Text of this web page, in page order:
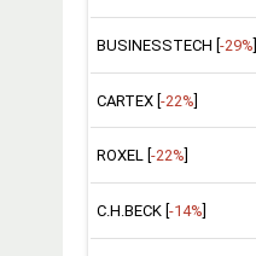
BUSINESSTECH [-29%]
CARTEX [-22%]
ROXEL [ -22%
C.H.BECK [ -14%